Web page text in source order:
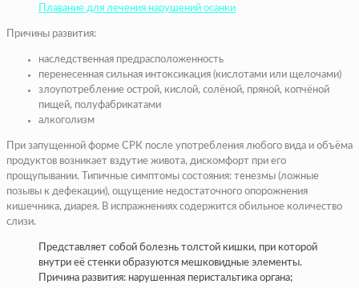
Плавание для лечения нарушений осанки
Причины развития:
наследственная предрасположенность
перенесенная сильная интоксикация (кислотами или щелочами)
злоупотребление острой, кислой, солёной, пряной, копчёной
пищей, полуфабрикатами
алкоголизм
При запущенной форме СРК после употребления любого вида и объёма
продуктов возникает вздутие живота, дискомфорт при его
прощупывании. Типичные симптомы состояния: тенезмы (ложные
позывы к дефекации), ощущение недостаточного опорожнения
кишечника, диарея. В испражнениях содержится обильное количество
слизи.
Представляет собой болезнь толстой кишки, при которой
внутри её стенки образуются мешковидные элементы.
Причина развития: нарушенная перистальтика органа;